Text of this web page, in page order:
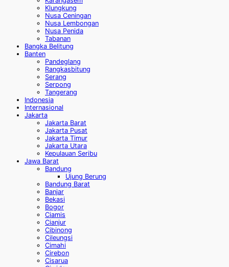
Klungkung
Nusa Ceningan
Nusa Lembongan
Nusa Penida
Tabanan
Bangka Belitung
Banten
Pandeglang
Rangkasbitung
Serang
Serpong
Tangerang
Indonesia
Internasional
Jakarta
Jakarta Barat
Jakarta Pusat
Jakarta Timur
Jakarta Utara
Kepulauan Seribu
Jawa Barat
Bandung
Ujung Berung
Bandung Barat
Banjar
Bekasi
Bogor
Ciamis
Cianjur
Cibinong
Cileungsi
Cimahi
Cirebon
Cisarua